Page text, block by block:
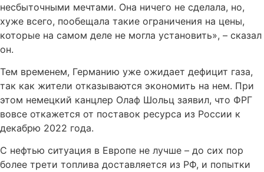
несбыточными мечтами. Она ничего не сделала, но,
хуже всего, пообещала такие ограничения на цены,
которые на самом деле не могла установить», – сказал
он.
Тем временем, Германию уже ожидает дефицит газа,
так как жители отказываются экономить на нем. При
этом немецкий канцлер Олаф Шольц заявил, что ФРГ
вовсе откажется от поставок ресурса из России к
декабрю 2022 года.
С нефтью ситуация в Европе не лучше – до сих пор
более трети топлива доставляется из РФ, и попытки